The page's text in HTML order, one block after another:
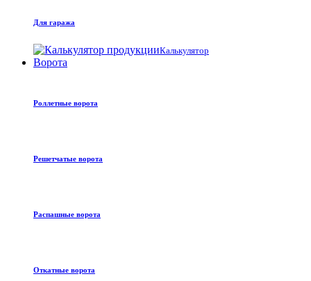
Для гаража
Калькулятор
Ворота
Роллетные ворота
Решетчатые ворота
Распашные ворота
Откатные ворота